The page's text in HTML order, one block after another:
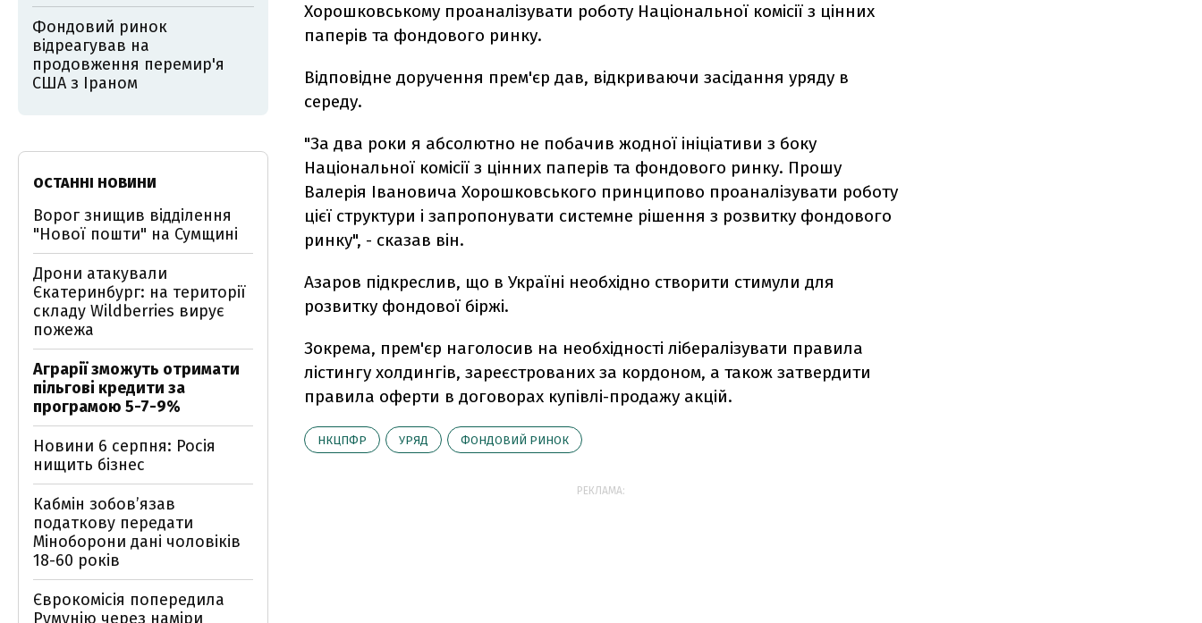
Хорошковському проаналізувати роботу Національної комісії з цінних
паперів та фондового ринку.
Відповідне доручення прем'єр дав, відкриваючи засідання уряду в
середу.
"За два роки я абсолютно не побачив жодної ініціативи з боку
Національної комісії з цінних паперів та фондового ринку. Прошу
Валерія Івановича Хорошковського принципово проаналізувати роботу
цієї структури і запропонувати системне рішення з розвитку фондового
ринку", - сказав він.
Азаров підкреслив, що в Україні необхідно створити стимули для
розвитку фондової біржі.
Зокрема, прем'єр наголосив на необхідності лібералізувати правила
лістингу холдингів, зареєстрованих за кордоном, а також затвердити
правила оферти в договорах купівлі-продажу акцій.
НКЦПФР УРЯД ФОНДОВИЙ РИНОК
РЕКЛАМА:
Фондовий ринок
відреагував на
продовження перемир'я
США з Іраном
ОСТАННІ НОВИНИ
Ворог знищив відділення
"Нової пошти" на Сумщині
Дрони атакували
Єкатеринбург: на території
складу Wildberries вирує
пожежа
Аграрії зможуть отримати
пільгові кредити за
програмою 5-7-9%
Новини 6 серпня: Росія
нищить бізнес
Кабмін зобовʼязав
податкову передати
Міноборони дані чоловіків
18-60 років
Єврокомісія попередила
Румунію через наміри